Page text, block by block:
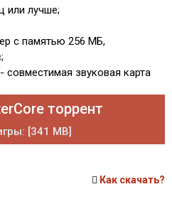
или лучше;
с памятью 256 МБ,
совместимая звуковая карта
торрент
[341 MB]
Как скачать?